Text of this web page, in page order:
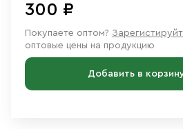
300 ₽
Покупаете оптом?
оптовые цены на продукцию
Добавить в